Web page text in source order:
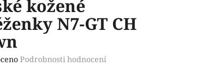
kožené
N7-GT CH
Podrobnosti hodnocení